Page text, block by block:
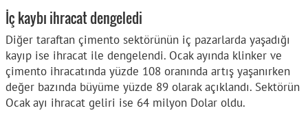
İç kaybı ihracat dengeledi
Diğer taraftan çimento sektörünün iç pazarlarda yaşadığı
kayıp ise ihracat ile dengelendi. Ocak ayında klinker ve
çimento ihracatında yüzde 108 oranında artış yaşanırken
değer bazında büyüme yüzde 89 olarak açıklandı. Sektörün
Ocak ayı ihracat geliri ise 64 milyon Dolar oldu.